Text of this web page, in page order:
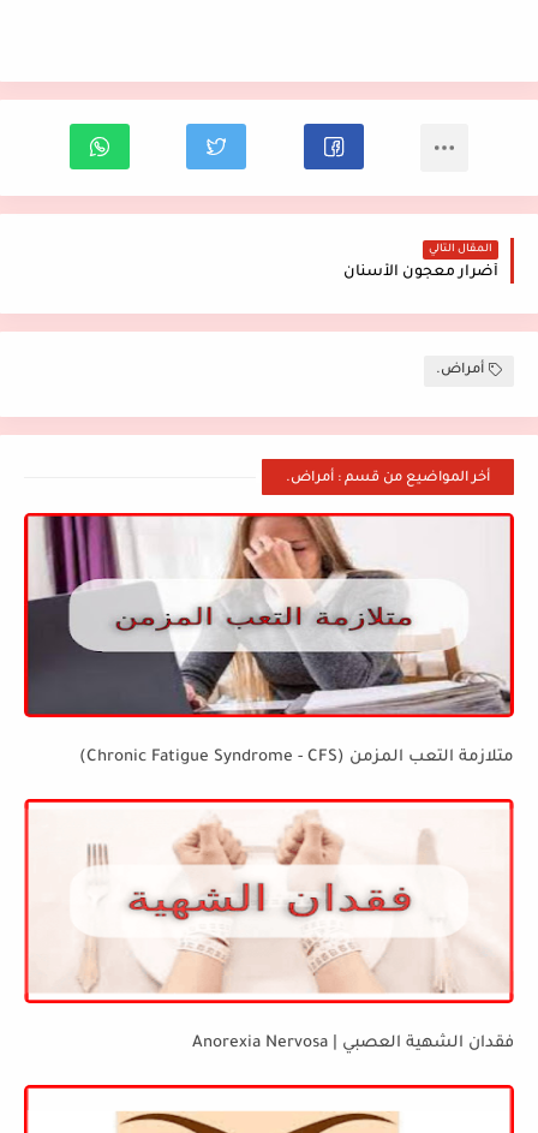
المقال التالي
أضرار معجون الأسنان
أمراض.
أخر المواضيع من قسم : أمراض.
متلازمة التعب المزمن (Chronic Fatigue Syndrome - CFS)
فقدان الشهية العصبي | Anorexia Nervosa